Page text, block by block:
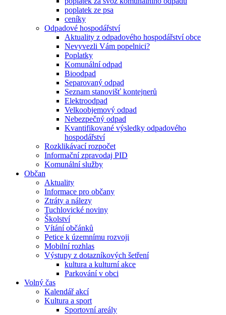
poplatek ze psa
ceníky
Odpadové hospodářství
Aktuality z odpadového hospodářství obce
Nevyvezli Vám popelnici?
Poplatky
Komunální odpad
Bioodpad
Separovaný odpad
Seznam stanovišť kontejnerů
Elektroodpad
Velkoobjemový odpad
Nebezpečný odpad
Kvantifikované výsledky odpadového
hospodářství
Rozklikávací rozpočet
Informační zpravodaj PID
Komunální služby
Občan
Aktuality
Informace pro občany
Ztráty a nálezy
Tuchlovické noviny
Školství
Vítání občánků
Petice k územnímu rozvoji
Mobilní rozhlas
Výstupy z dotazníkových šetření
kultura a kulturní akce
Parkování v obci
Volný čas
Kalendář akcí
Kultura a sport
Sportovní areály